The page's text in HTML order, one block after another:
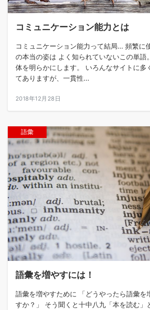
コミュニケーション能力とは
コミュニケーション能力って結局… 頻繁に
の本当の姿は よく知られていないこの単語
体を明らかにします。 いろんなサイトに多
てありますが、一貫性...
2018年12月28日
語彙
語彙を増やすには！
語彙を増やすために 「どうやったら語彙を
すか？」 そう聞くと十中八九「本を読む」